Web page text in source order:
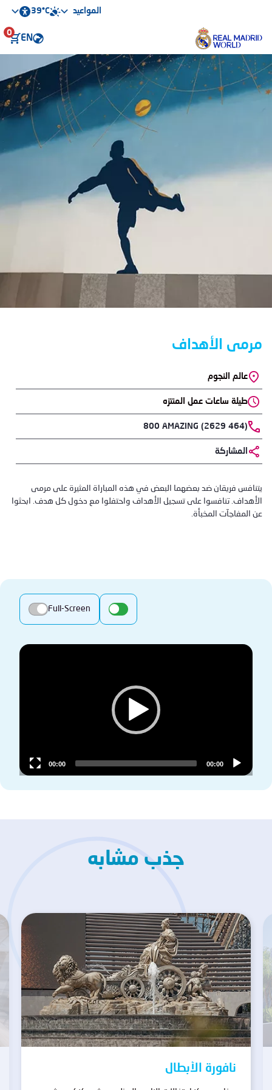
39°C المواعيد
EN
0
مرمى الأهداف
Location
عالم النجوم
طيلة ساعات عمل المنتزه
Phone
800 AMAZING (2629 464)
المشاركة
Body
يتنافس فريقان ضد بعضهما البعض في هذه المباراة المثيرة على مرمى
الأهداف. تنافسوا على تسجيل الأهداف واحتفلوا مع دخول كل هدف. ابحثوا
عن المفاجآت المخبأة.
Full-Screen
Video
00:00
00:00
جذب مشابه
نافورة الأبطال